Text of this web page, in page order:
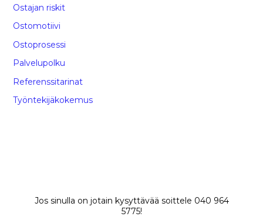
Ostajan riskit
Ostomotiivi
Ostoprosessi
Palvelupolku
Referenssitarinat
Työntekijäkokemus
Jos sinulla on jotain kysyttävää soittele 040 964
5775!